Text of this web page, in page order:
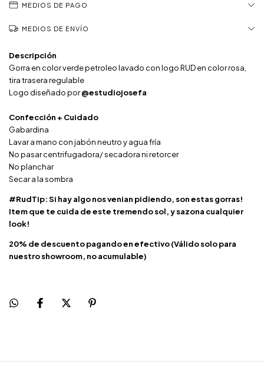
MEDIOS DE PAGO
MEDIOS DE ENVÍO
Descripción
Gorra en color verde petroleo lavado con logo RUD en color rosa,
tira trasera regulable
Logo diseñado por@estudiojosefa
Confección + Cuidado
Gabardina
Lavar a mano con jabón neutro y agua fría
No pasar centrifugadora/ secadora ni retorcer
No planchar
Secar a la sombra
#RudTip: Si hay algo nos venian pidiendo, son estas gorras!
Item que te cuida de este tremendo sol, y sazona cualquier
look!
20% de descuento pagando en efectivo (Válido solo para
nuestro showroom, no acumulable)